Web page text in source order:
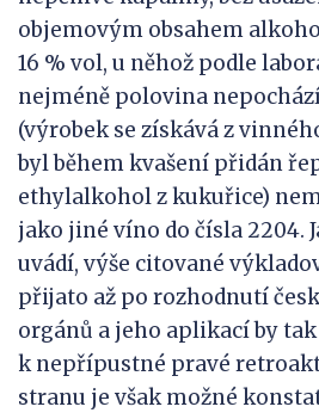
objemovým obsahem
16 % vol, u něhož podle
nejméně polovina
(výrobek se získává z
byl během kvašení přidán
ethylalkohol z kukuřice)
jako jiné víno do čísla 2204.
uvádí, výše citované
přijato až po rozhodnutí
orgánů a jeho aplikací by
k nepřípustné pravé
stranu je však možné